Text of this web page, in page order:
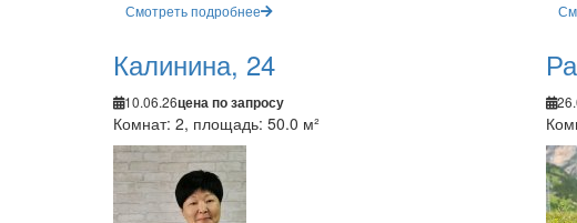
Смотреть подробнее
Калинина, 24
10.06.26цена по запросу
Комнат: 2, площадь: 50.0 м²